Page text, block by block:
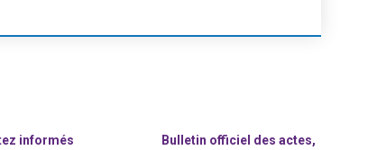
informés
Bulletin officiel des actes,